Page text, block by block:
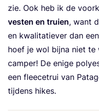
zie. Ook heb ik de
ves­ten en trui­en, want
en kwa­li­ta­tie­ver dan
hoef je wol bij­na niet te
cam­per! De eni­ge
een fleece­t­rui van
tij­dens hikes.